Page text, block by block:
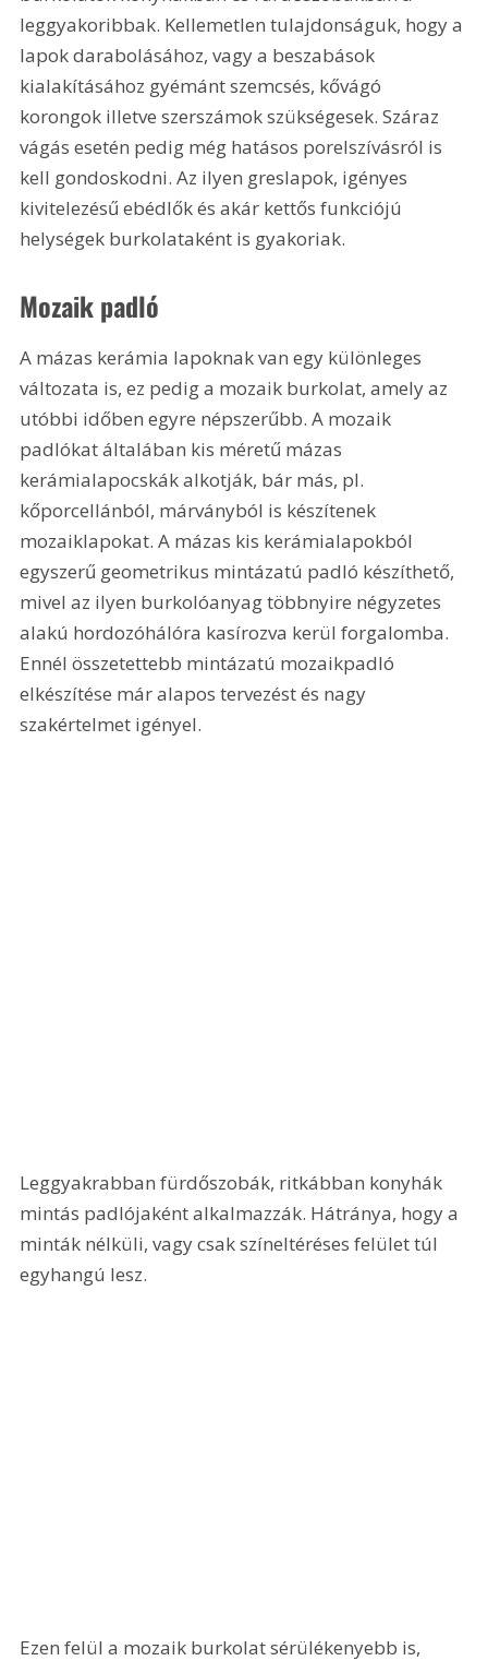
leggyakoribbak. Kellemetlen tulajdonságuk, hogy a
lapok darabolásához, vagy a beszabások
kialakításához gyémánt szemcsés, kővágó
korongok illetve szerszámok szükségesek. Száraz
vágás esetén pedig még hatásos porelszívásról is
kell gondoskodni. Az ilyen greslapok, igényes
kivitelezésű ebédlők és akár kettős funkciójú
helységek burkolataként is gyakoriak.
Mozaik padló
A mázas kerámia lapoknak van egy különleges
változata is, ez pedig a mozaik burkolat, amely az
utóbbi időben egyre népszerűbb. A mozaik
padlókat általában kis méretű mázas
kerámialapocskák alkotják, bár más, pl.
kőporcellánból, márványból is készítenek
mozaiklapokat. A mázas kis kerámialapokból
egyszerű geometrikus mintázatú padló készíthető,
mivel az ilyen burkolóanyag többnyire négyzetes
alakú hordozóhálóra kasírozva kerül forgalomba.
Ennél összetettebb mintázatú mozaikpadló
elkészítése már alapos tervezést és nagy
szakértelmet igényel.
Leggyakrabban fürdőszobák, ritkábban konyhák
mintás padlójaként alkalmazzák. Hátránya, hogy a
minták nélküli, vagy csak színeltéréses felület túl
egyhangú lesz.
Ezen felül a mozaik burkolat sérülékenyebb is,